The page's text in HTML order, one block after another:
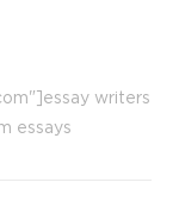
writers
essays